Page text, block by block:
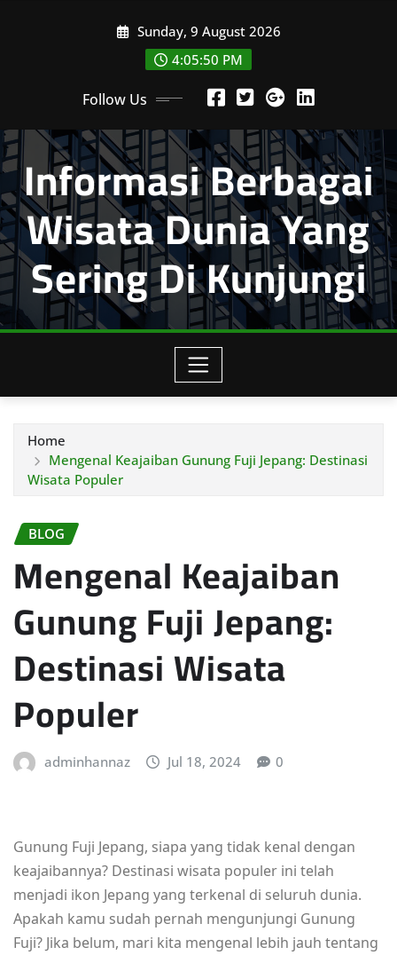
Sunday, 9 August 2026
4:05:51 PM
Follow Us
Informasi Berbagai
Wisata Dunia Yang
Sering Di Kunjungi
Home
Mengenal Keajaiban Gunung Fuji Jepang: Destinasi
Wisata Populer
BLOG
Mengenal Keajaiban
Gunung Fuji Jepang:
Destinasi Wisata
Populer
adminhannaz Jul 18, 2024 0
Gunung Fuji Jepang, siapa yang tidak kenal dengan
keajaibannya? Destinasi wisata populer ini telah
menjadi ikon Jepang yang terkenal di seluruh dunia.
Apakah kamu sudah pernah mengunjungi Gunung
Fuji? Jika belum, mari kita mengenal lebih jauh tentang